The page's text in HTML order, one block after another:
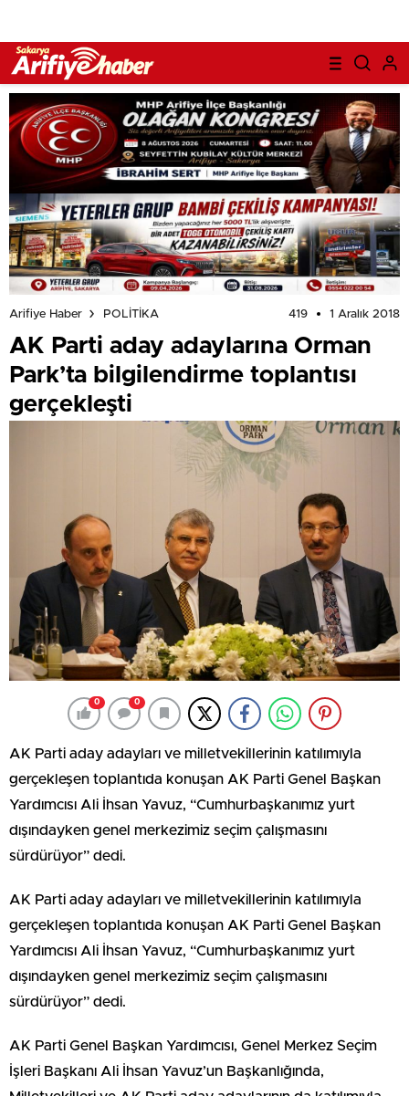
Arifiye Haber POLİTİKA 419 1 Aralık 2018
AK Parti aday adaylarına Orman
Park’ta bilgilendirme toplantısı
gerçekleşti
0 0
AK Parti aday adayları ve milletvekillerinin katılımıyla
gerçekleşen toplantıda konuşan AK Parti Genel Başkan
Yardımcısı Ali İhsan Yavuz, “Cumhurbaşkanımız yurt
dışındayken genel merkezimiz seçim çalışmasını
sürdürüyor” dedi.
AK Parti aday adayları ve milletvekillerinin katılımıyla
gerçekleşen toplantıda konuşan AK Parti Genel Başkan
Yardımcısı Ali İhsan Yavuz, “Cumhurbaşkanımız yurt
dışındayken genel merkezimiz seçim çalışmasını
sürdürüyor” dedi.
AK Parti Genel Başkan Yardımcısı, Genel Merkez Seçim
İşleri Başkanı Ali İhsan Yavuz’un Başkanlığında,